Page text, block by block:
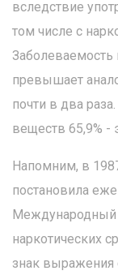
вследствие
том числе с
Заболеваемость
превышает
почти в два
веществ 65,9% -
Напомним, в
постановила
Международный
наркотических
знак выражения